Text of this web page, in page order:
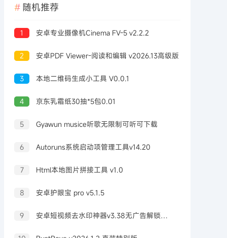
随机推荐
1 安卓专业摄像机Cinema FV-5 v2.2.2
2 安卓PDF Viewer-阅读和编辑 v2026.13高级版
3 本地二维码生成小工具 V0.0.1
4 京东乳霜纸30抽*5包0.01
5 Gyawun musice听歌无限制可听可下载
6 Autoruns系统启动项管理工具v14.20
7 Html本地图片拼接工具 v1.0
8 安卓护眼宝 pro v5.1.5
9 安卓短视频去水印神器v3.38无广告解锁会员版